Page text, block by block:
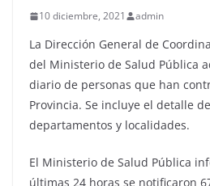
10 diciembre, 2021 admin
La Dirección General de
del Ministerio de Salud Pública
diario de personas que han
Provincia. Se incluye el detalle
departamentos y localidades.
El Ministerio de Salud Pública
últimas 24 horas se notificaron